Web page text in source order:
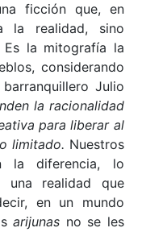
ficción que, en
la realidad, sino
la mitografía la
considerando
Julio
la racionalidad
para liberar al
limitado. Nuestros
la diferencia, lo
una realidad que
en un mundo
arijunas no se les